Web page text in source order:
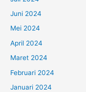
Juni 2024
Mei 2024
April 2024
Maret 2024
Februari 2024
Januari 2024